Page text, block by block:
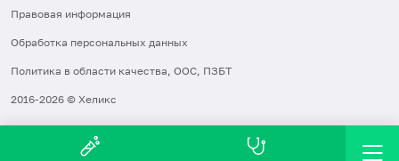
Правовая информация
Обработка персональных данных
Политика в области качества, ООС, ПЗБТ
2016-2026 © Хеликс